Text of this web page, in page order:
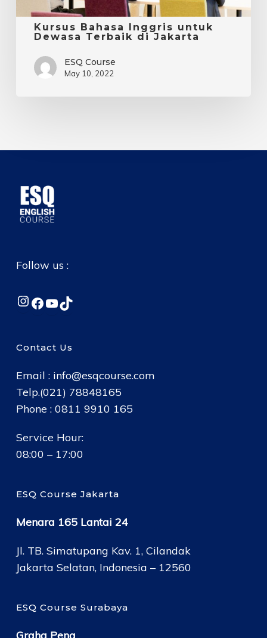
Kursus Bahasa Inggris untuk
Dewasa Terbaik di Jakarta
ESQ Course
May 10, 2022
Follow us :
Instagram
Facebook
YouTube
TikTok
Contact Us
Email : info@esqcourse.com
Telp.(021) 78848165
Phone : 0811 9910 165
Service Hour:
08:00 – 17:00
ESQ Course Jakarta
Menara 165 Lantai 24
Jl. TB. Simatupang Kav. 1, Cilandak
Jakarta Selatan, Indonesia – 12560
ESQ Course Surabaya